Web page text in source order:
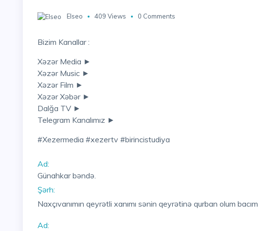
Elseo 409 Views 0 Comments
Bizim Kanallar :
Xəzər Media ►
Xəzər Music ►
Xəzər Film ►
Xəzər Xəbər ►
Dalğa TV ►
Telegram Kanalımız ►
#xezermedia #xezertv #birincistudiya
Ad:
Günahkar bəndə.
Şərh:
Naxçıvanımın qeyrətli xanımı sənin qeyrətinə qurban olum bacım
Ad: